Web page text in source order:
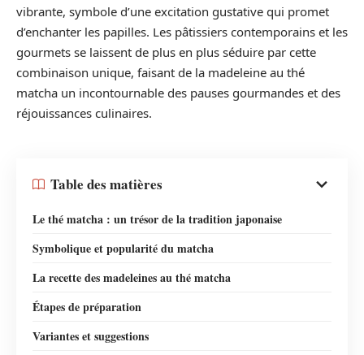
vibrante, symbole d’une excitation gustative qui promet
d’enchanter les papilles. Les pâtissiers contemporains et les
gourmets se laissent de plus en plus séduire par cette
combinaison unique, faisant de la madeleine au thé
matcha un incontournable des pauses gourmandes et des
réjouissances culinaires.
Table des matières
Le thé matcha : un trésor de la tradition japonaise
Symbolique et popularité du matcha
La recette des madeleines au thé matcha
Étapes de préparation
Variantes et suggestions